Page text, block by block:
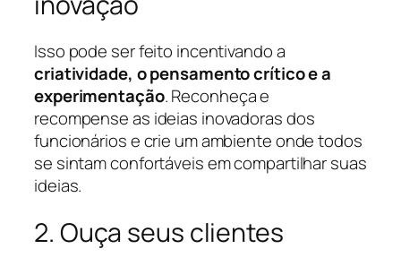
Isso pode ser feito incentivando a
criatividade, o pensamento crítico e a
experimentação. Reconheça e
recompense as ideias inovadoras dos
funcionários e crie um ambiente onde todos
se sintam confortáveis em compartilhar suas
ideias.
2. Ouça seus clientes